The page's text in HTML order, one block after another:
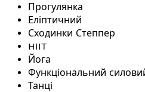
Прогулянка
Еліптичний
Сходинки Степпер
HIIT
Йога
Функціональний
Танці